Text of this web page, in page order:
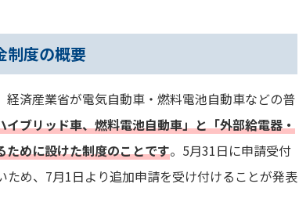
制度の概要
経済産業省が電気自動車・燃料電池自動車などの普
イブリッド車、燃料電池自動車」と「外部給電器・
ために設けた制度のことです。5月31日に申請受付
め、7月1日より追加申請を受け付けることが発表